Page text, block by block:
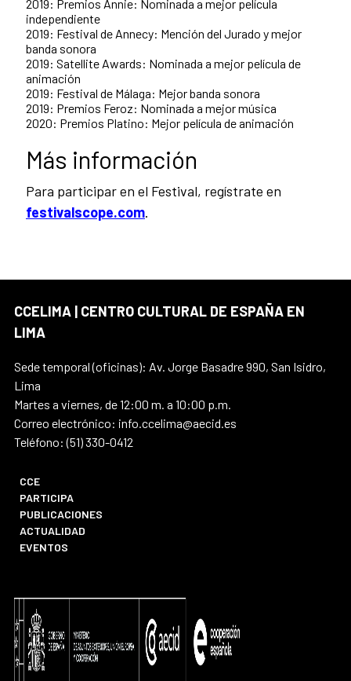
2019: Premios Annie: Nominada a mejor película
independiente
2019: Festival de Annecy: Mención del Jurado y mejor
banda sonora
2019: Satellite Awards: Nominada a mejor película de
animación
2019: Festival de Málaga: Mejor banda sonora
2019: Premios Feroz: Nominada a mejor música
2020: Premios Platino: Mejor película de animación
Más información
Para participar en el Festival, regístrate en
festivalscope.com.
CCELIMA | CENTRO CULTURAL DE ESPAÑA EN
LIMA
Sede temporal (oficinas): Av. Jorge Basadre 990, San Isidro,
Lima
Martes a viernes, de 12:00 m. a 10:00 p.m.
Correo electrónico: info.ccelima@aecid.es
Teléfono: (51) 330-0412
CCE
PARTICIPA
PUBLICACIONES
ACTUALIDAD
EVENTOS